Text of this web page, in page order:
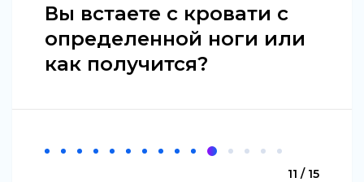
Вы встаете с кровати с
определенной ноги или
как получится?
11 / 15